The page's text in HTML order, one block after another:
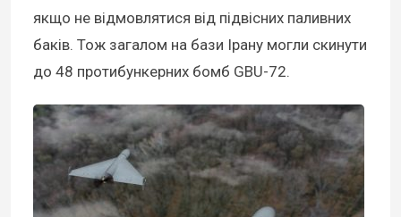
якщо не відмовлятися від підвісних паливних
баків. Тож загалом на бази Ірану могли скинути
до 48 протибункерних бомб GBU-72.